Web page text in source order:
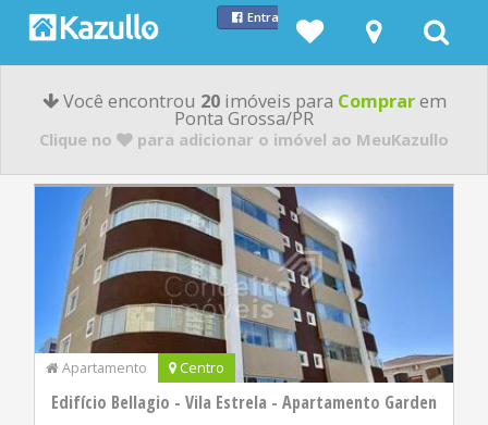
Entrar com Facebook
Você encontrou 20imóveis para Comprarem
Ponta Grossa/PR
Clique no para adicionar o imóvel ao MeuKazullo
Apartamento Centro
Edifício Bellagio - Vila Estrela - Apartamento Garden